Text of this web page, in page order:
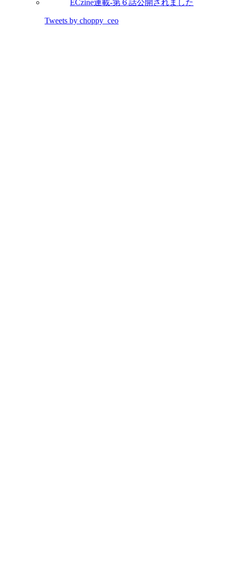
ECzine連載-第６話公開されました
Tweets by choppy_ceo